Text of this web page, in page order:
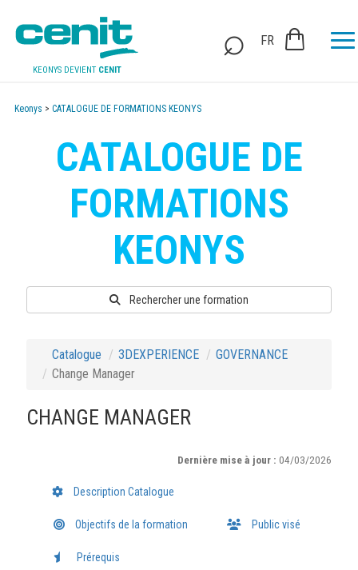
KEONYS DEVIENT CENIT
FR
Keonys > CATALOGUE DE FORMATIONS KEONYS
CATALOGUE DE
FORMATIONS
KEONYS
Rechercher une formation
Catalogue 3DEXPERIENCE
GOVERNANCE
Change Manager
CHANGE MANAGER
Dernière mise à jour :04/03/2026
Description Catalogue
Objectifs de la formation Public visé
Prérequis